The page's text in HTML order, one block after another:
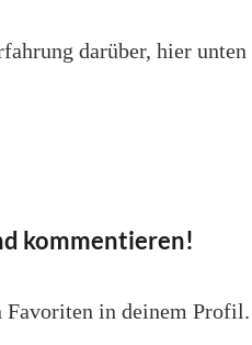
darüber, hier
kommentieren!
Favoriten in deinem Profil.